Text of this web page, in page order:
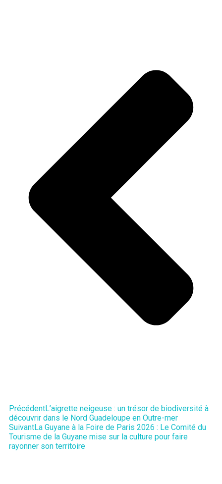
PrécédentL’aigrette neigeuse : un trésor de biodiversité à
découvrir dans le Nord Guadeloupe en Outre-mer
SuivantLa Guyane à la Foire de Paris 2026 : Le Comité du
Tourisme de la Guyane mise sur la culture pour faire
rayonner son territoire